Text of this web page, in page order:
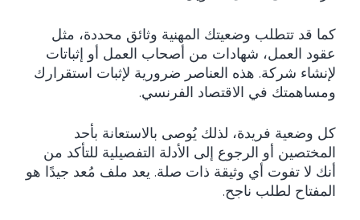
كما قد تتطلب وضعيتك المهنية وثائق محددة، مثل
عقود العمل، شهادات من أصحاب العمل أو إثباتات
لإنشاء شركة. هذه العناصر ضرورية لإثبات استقرارك
ومساهمتك في الاقتصاد الفرنسي.
كل وضعية فريدة، لذلك يُوصى بالاستعانة بأحد
المختصين أو الرجوع إلى الأدلة التفصيلية للتأكد من
أنك لا تفوت أي وثيقة ذات صلة. يعد ملف مُعد جيدًا هو
المفتاح لطلب ناجح.